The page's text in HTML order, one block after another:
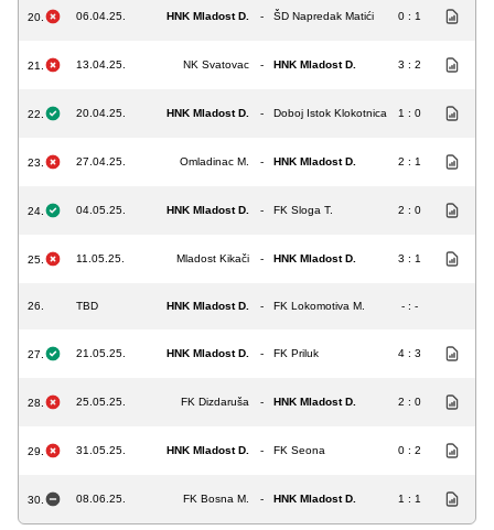
20. 06.04.25. HNK Mladost D. - ŠD Napredak Matići 0 : 1
21. 13.04.25. NK Svatovac - HNK Mladost D. 3 : 2
22. 20.04.25. HNK Mladost D. - Doboj Istok Klokotnica 1 : 0
23. 27.04.25. Omladinac M. - HNK Mladost D. 2 : 1
24. 04.05.25. HNK Mladost D. - FK Sloga T. 2 : 0
25. 11.05.25. Mladost Kikači - HNK Mladost D. 3 : 1
26. TBD HNK Mladost D. - FK Lokomotiva M. - : -
27. 21.05.25. HNK Mladost D. - FK Priluk 4 : 3
28. 25.05.25. FK Dizdaruša - HNK Mladost D. 2 : 0
29. 31.05.25. HNK Mladost D. - FK Seona 0 : 2
30. 08.06.25. FK Bosna M. - HNK Mladost D. 1 : 1